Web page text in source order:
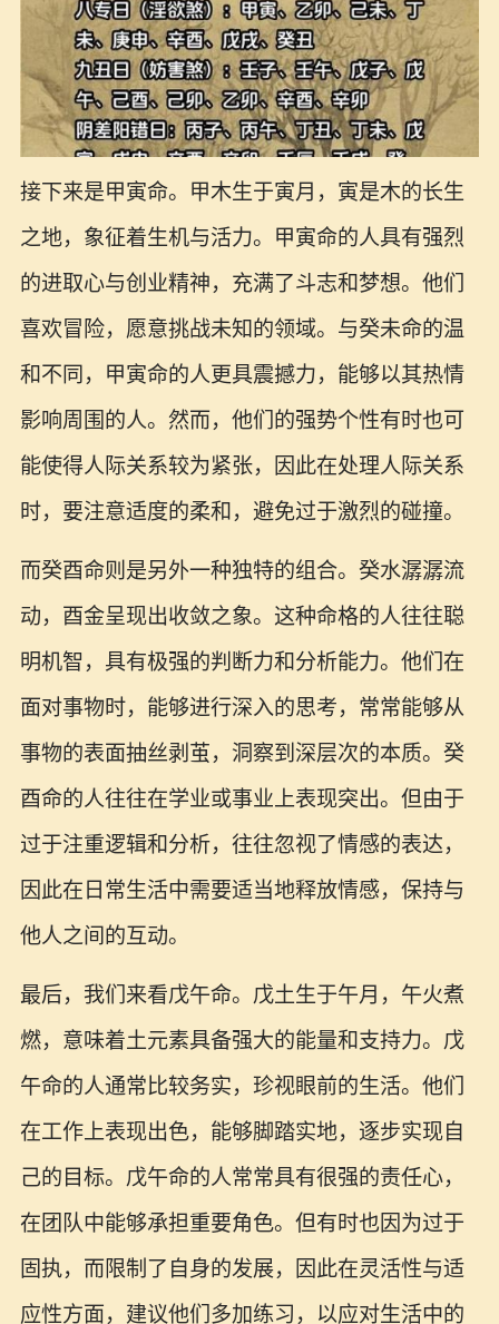
接下来是甲寅命。甲木生于寅月，寅是木的长生
之地，象征着生机与活力。甲寅命的人具有强烈
的进取心与创业精神，充满了斗志和梦想。他们
喜欢冒险，愿意挑战未知的领域。与癸未命的温
和不同，甲寅命的人更具震撼力，能够以其热情
影响周围的人。然而，他们的强势个性有时也可
能使得人际关系较为紧张，因此在处理人际关系
时，要注意适度的柔和，避免过于激烈的碰撞。
而癸酉命则是另外一种独特的组合。癸水潺潺流
动，酉金呈现出收敛之象。这种命格的人往往聪
明机智，具有极强的判断力和分析能力。他们在
面对事物时，能够进行深入的思考，常常能够从
事物的表面抽丝剥茧，洞察到深层次的本质。癸
酉命的人往往在学业或事业上表现突出。但由于
过于注重逻辑和分析，往往忽视了情感的表达，
因此在日常生活中需要适当地释放情感，保持与
他人之间的互动。
最后，我们来看戊午命。戊土生于午月，午火煮
燃，意味着土元素具备强大的能量和支持力。戊
午命的人通常比较务实，珍视眼前的生活。他们
在工作上表现出色，能够脚踏实地，逐步实现自
己的目标。戊午命的人常常具有很强的责任心，
在团队中能够承担重要角色。但有时也因为过于
固执，而限制了自身的发展，因此在灵活性与适
应性方面，建议他们多加练习，以应对生活中的